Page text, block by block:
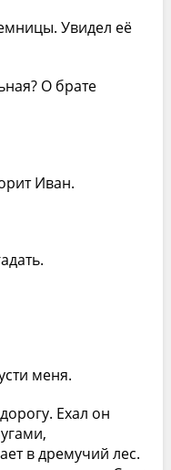
Увидел её
О брате
Иван.
меня.
Ехал он
в дремучий лес.